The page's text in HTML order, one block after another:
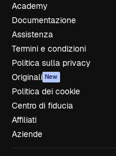
Academy
Documentazione
Assistenza
Termini e condizioni
Politica sulla privacy
Originali New
Politica dei cookie
Centro di fiducia
Affiliati
Aziende